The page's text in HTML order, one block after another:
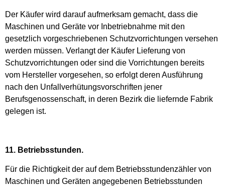
Der Käufer wird darauf aufmerksam gemacht, dass die
Maschinen und Geräte vor Inbetriebnahme mit den
gesetzlich vorgeschriebenen Schutzvorrichtungen versehen
werden müssen. Verlangt der Käufer Lieferung von
Schutzvorrichtungen oder sind die Vorrichtungen bereits
vom Hersteller vorgesehen, so erfolgt deren Ausführung
nach den Unfallverhütungsvorschriften jener
Berufsgenossenschaft, in deren Bezirk die liefernde Fabrik
gelegen ist.
11. Betriebsstunden.
Für die Richtigkeit der auf dem Betriebsstundenzähler von
Maschinen und Geräten angegebenen Betriebsstunden